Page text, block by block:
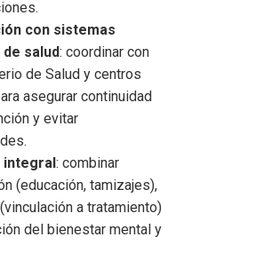
con sistemas
salud: coordinar con
de Salud y centros
asegurar continuidad
y evitar
integral : combinar
(educación, tamizajes),
a tratamiento)
del bienestar mental y